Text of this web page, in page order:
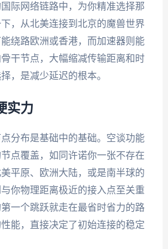
际网络链路中，为你精准选择那
，从北美连接到北京的魔兽世界
绕路欧洲或香港，而加速器则能
干节点，大幅缩减传输距离和时
，是减少延迟的根本。
实力
分布是基础中的基础。空谈功能
点覆盖，如同许诺你一张不存在
平原、欧洲大陆，或是南半球的
你物理距离极近的接入点至关重
一个跳跃就走在最省时省力的路
性能，直接决定了初始连接的稳定